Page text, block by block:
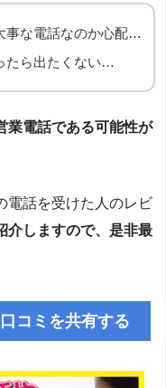
事な電話なのか心配…
たら出たくない…
業電話である可能性が
電話を受けた人のレビ
介しますので、是非最
コミを共有する